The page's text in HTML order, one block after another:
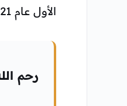
الأول عام 2021م، بعد معاناة طويلة من مرض عضال.
رحم